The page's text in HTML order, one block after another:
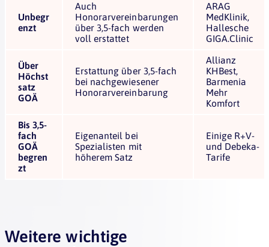
Unbegr
enzt
Auch
Honorarvereinbarungen
über 3,5-fach werden
voll erstattet
ARAG
MedKlinik,
Hallesche
GIGA.Clinic
Über
Höchst
satz
GOÄ
Erstattung über 3,5-fach
bei nachgewiesener
Honorarvereinbarung
Allianz
KHBest,
Barmenia
Mehr
Komfort
Bis 3,5-
fach
GOÄ
begren
zt
Eigenanteil bei
Spezialisten mit
höherem Satz
Einige R+V-
und Debeka-
Tarife
Weitere wichtige